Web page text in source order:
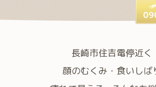
長崎市住吉電停近く
顔のむくみ・食いしば